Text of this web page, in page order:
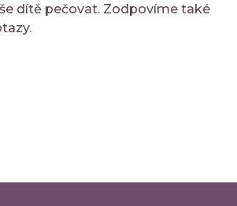
dítě pečovat. Zodpovíme také